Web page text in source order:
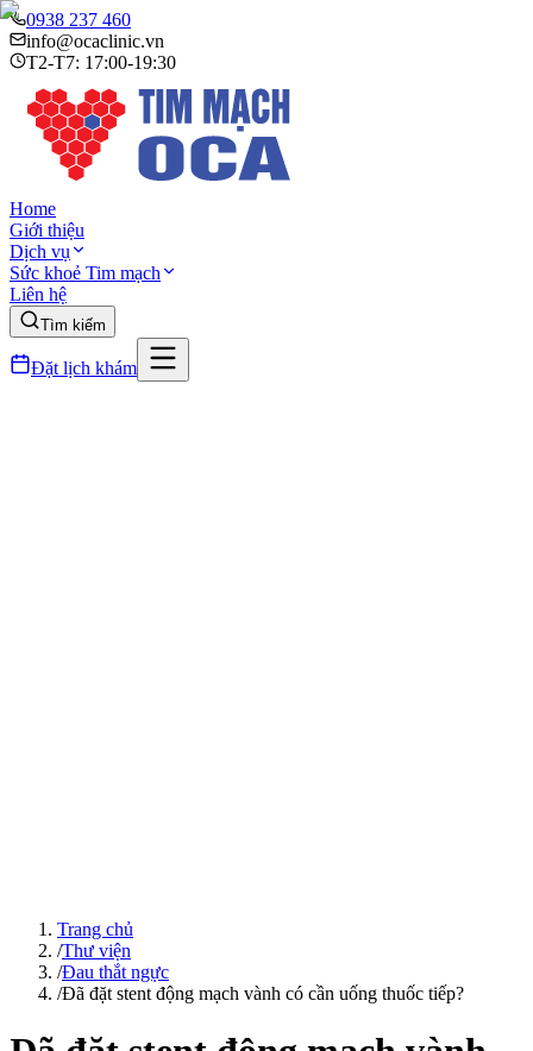
0938 237 460
info@ocaclinic.vn
T2-T7: 17:00-19:30
Home
Giới thiệu
Dịch vụ
Sức khoẻ Tim mạch
Liên hệ
Tìm kiếm
Đặt lịch khám
Trang chủ
/Thư viện
/Đau thắt ngực
/Đã đặt stent động mạch vành có cần uống thuốc tiếp?